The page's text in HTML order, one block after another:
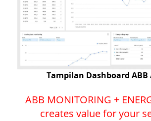
Tampilan Dashboard
ABB MONITORING +
creates value for your